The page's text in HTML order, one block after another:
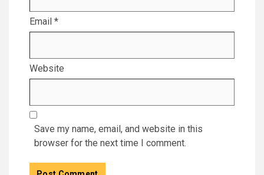
Email *
Website
Save my name, email, and website in this
browser for the next time I comment.